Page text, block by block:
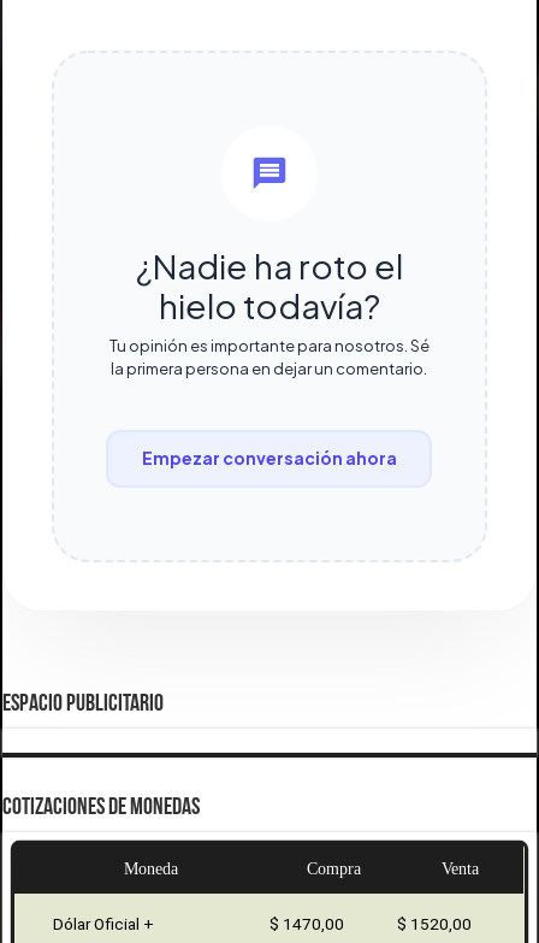
¿Nadie ha roto el
hielo todavía?
Tu opinión es importante para nosotros. Sé
la primera persona en dejar un comentario.
Empezar conversación ahora
ESPACIO PUBLICITARIO
COTIZACIONES DE MONEDAS
Moneda Compra Venta
Dólar Oficial + $ 1470,00 $ 1520,00